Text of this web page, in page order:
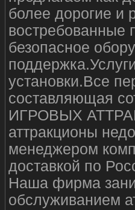
более дорогие и
востребованные
безопасное
установки.Все
составляющая
ИГРОВЫХ
аттракционы
менеджером
доставкой по
Наша фирма
обслуживанием